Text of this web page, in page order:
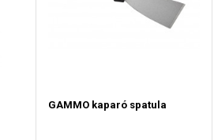
GAMMO kaparó spatula